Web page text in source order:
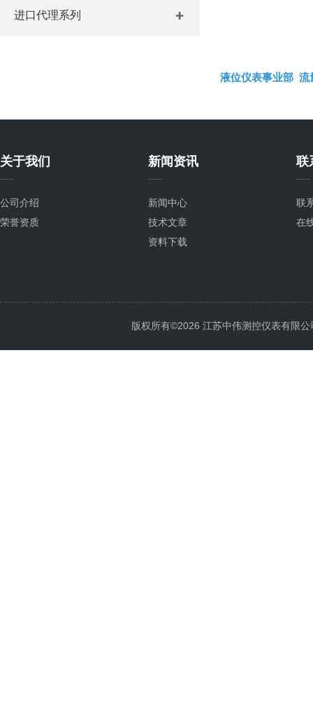
进口代理系列
液位仪表事业部 流
关于我们
公司介绍
荣誉资质
新闻资讯
新闻中心
技术文章
资料下载
联
联
在
版权所有©2026 江苏中伟测控仪表有限